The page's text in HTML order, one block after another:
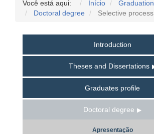
Você está aqui: Início
Graduation
Doctoral degree
Selective process
Introduction
Theses and Dissertations
Graduates profile
Doctoral degree
Apresentação